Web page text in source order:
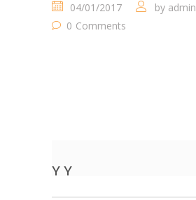
04/01/2017 by admin
0 Comments
Y Y